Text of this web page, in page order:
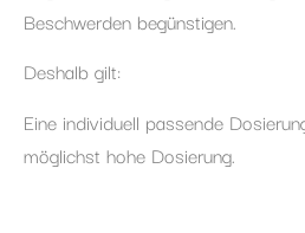
Beschwerden begünstigen.
Deshalb gilt:
Eine individuell passende
möglichst hohe Dosierung.